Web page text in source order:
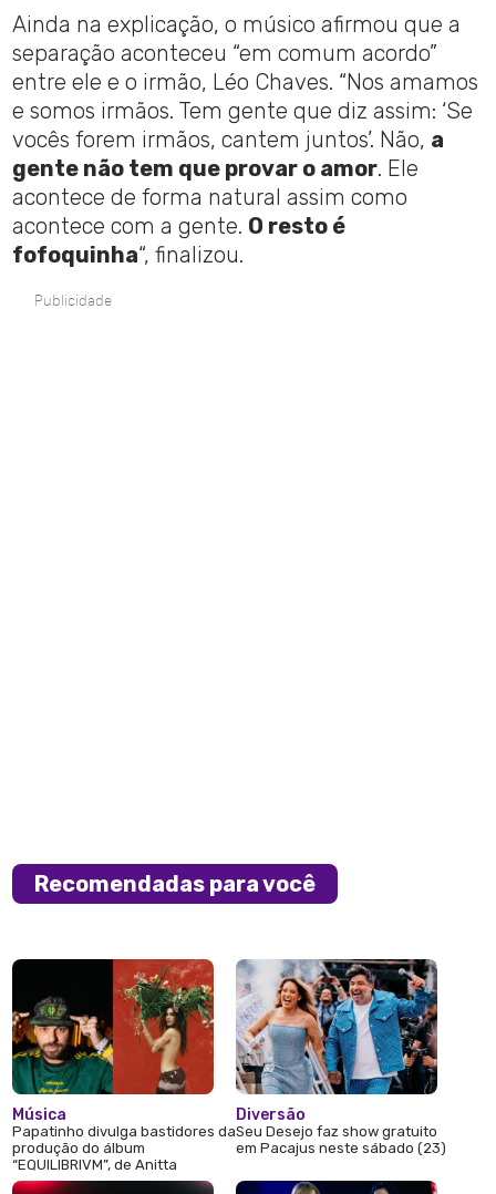
Ainda na explicação, o músico afirmou que a
separação aconteceu “em comum acordo”
entre ele e o irmão, Léo Chaves. “Nos amamos
e somos irmãos. Tem gente que diz assim: ‘Se
vocês forem irmãos, cantem juntos’. Não, a
gente não tem que provar o amor. Ele
acontece de forma natural assim como
acontece com a gente. O resto é
fofoquinha“, finalizou.
Publicidade
Recomendadas para você
Música
Papatinho divulga bastidores da
produção do álbum
“EQUILIBRIVM”, de Anitta
Diversão
Seu Desejo faz show gratuito
em Pacajus neste sábado (23)